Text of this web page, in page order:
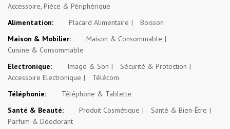
Accessoire, Pièce & Périphérique
Alimentation:
Placard Alimentaire
Boisson
Maison & Mobilier:
Maison & Consommable
Cuisine & Consommable
Electronique:
Image & Son
Sécurité & Protection
Accessoire Electronique
Télécom
Téléphonie:
Téléphone & Tablette
Santé & Beauté:
Produit Cosmétique
Santé & Bien-Être
Parfum & Déodorant